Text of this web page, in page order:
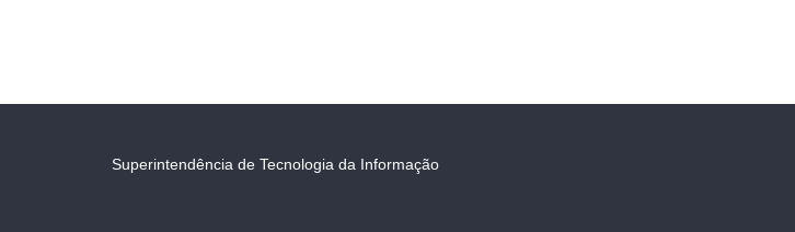
Superintendência de Tecnologia da Informação